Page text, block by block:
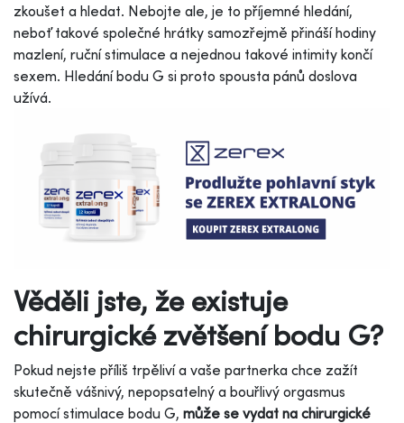
zkoušet a hledat. Nebojte ale, je to příjemné hledání,
neboť takové společné hrátky samozřejmě přináší hodiny
mazlení, ruční stimulace a nejednou takové intimity končí
sexem. Hledání bodu G si proto spousta pánů doslova
užívá.
Věděli jste, že existuje
chirurgické zvětšení bodu G?
Pokud nejste příliš trpěliví a vaše partnerka chce zažít
skutečně vášnivý, nepopsatelný a bouřlivý orgasmus
pomocí stimulace bodu G, může se vydat na chirurgické